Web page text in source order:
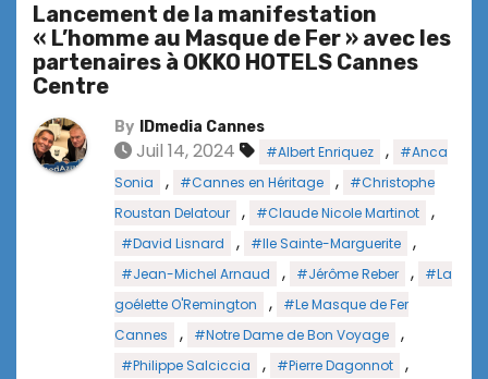
Lancement de la manifestation
« L’homme au Masque de Fer » avec les
partenaires à OKKO HOTELS Cannes
Centre
By IDmedia Cannes
Juil 14, 2024 #Albert Enriquez ,
#Anca
Sonia
, #Cannes en Héritage ,
#Christophe
Roustan Delatour
, #Claude Nicole Martinot ,
#David Lisnard , #Ile Sainte-Marguerite ,
#Jean-Michel Arnaud , #Jérôme Reber ,
#La
goélette O'Remington
,
#Le Masque de Fer
Cannes
, #Notre Dame de Bon Voyage ,
#Philippe Salciccia , #Pierre Dagonnot ,